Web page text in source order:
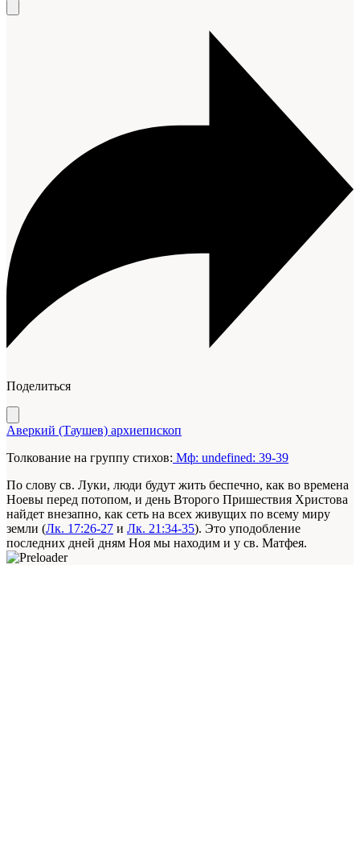
Поделиться
Аверкий (Таушев) архиепископ
Толкование на группу стихов: Мф: undefined: 39-39
По слову св. Луки, люди будут жить беспечно, как во времена
Ноевы перед потопом, и день Второго Пришествия Христова
найдет внезапно, как сеть на всех живущих по всему миру
земли (Лк. 17:26-27 и Лк. 21:34-35). Это уподобление
последних дней дням Ноя мы находим и у св. Матфея.